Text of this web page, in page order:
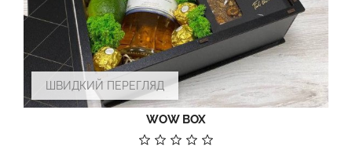
ШВИДКИЙ ПЕРЕГЛЯД
WOW BOX